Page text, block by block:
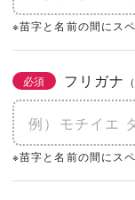
※苗字と名前の間にス
必須 フリガナ
※苗字と名前の間にス